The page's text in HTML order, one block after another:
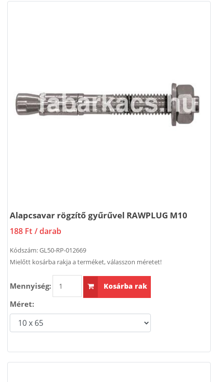
Alapcsavar rögzítő gyűrűvel RAWPLUG M10
188 Ft / darab
Kódszám:GL50-RP-012669
Mielőtt kosárba rakja a terméket, válasszon méretet!
Mennyiség: Kosárba rak
Méret: